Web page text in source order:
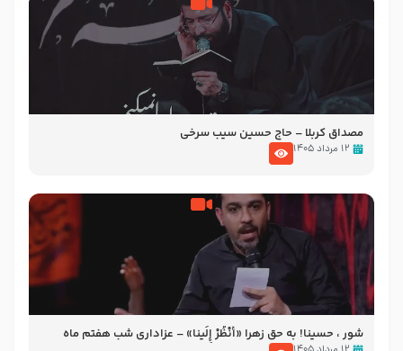
مصداق کربلا – حاج حسین سیب سرخی
۱۲ مرداد ۱۴۰۵
شور ، حسینا! به‌ حق زهرا «أُنْظُرْ إِلَینا» – عزاداری شب هفتم ماه